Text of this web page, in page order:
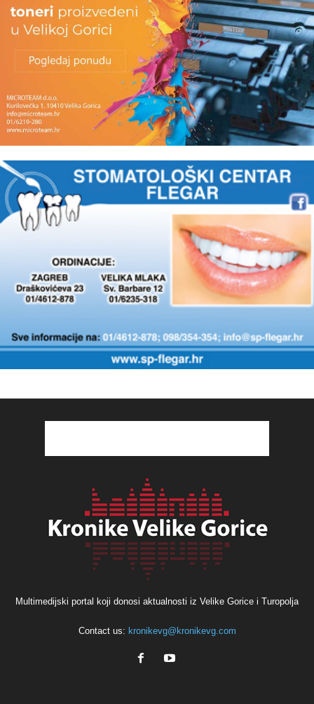
Multimedijski portal koji donosi aktualnosti iz Velike Gorice i Turopolja
Contact us: kronikevg@kronikevg.com